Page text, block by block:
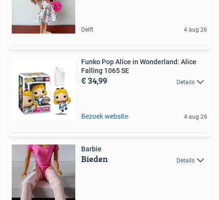
Delft 4 aug 26
Funko Pop Alice in Wonderland: Alice
Falling 1065 SE
€ 34,99 Details
Bezoek website 4 aug 26
Barbie
Bieden Details